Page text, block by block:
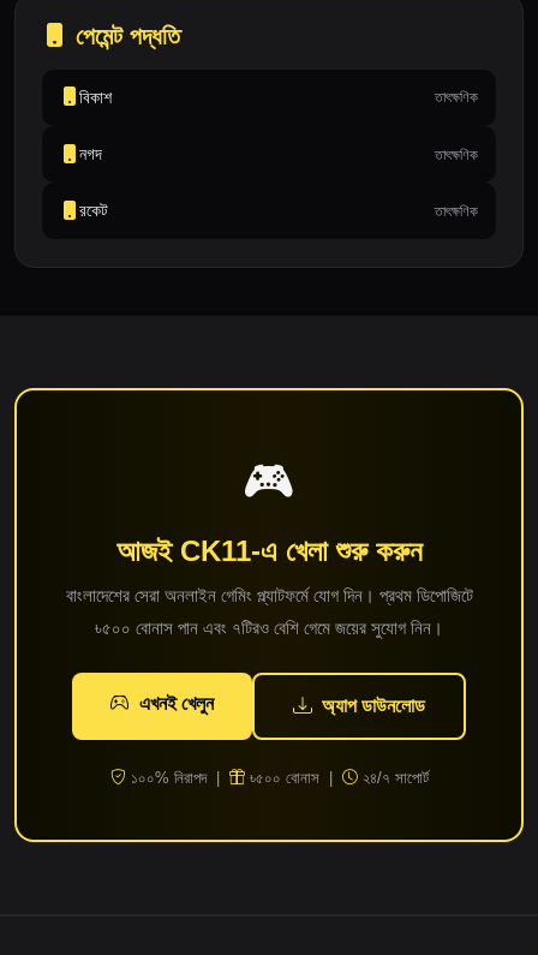
পেমেন্ট পদ্ধতি
বিকাশ তাৎক্ষণিক
নগদ তাৎক্ষণিক
রকেট তাৎক্ষণিক
🎮
আজই CK11-এ খেলা শুরু করুন
বাংলাদেশের সেরা অনলাইন গেমিং প্ল্যাটফর্মে যোগ দিন। প্রথম ডিপোজিটে
৳৫০০ বোনাস পান এবং ৭টিরও বেশি গেমে জয়ের সুযোগ নিন।
এখনই খেলুন অ্যাপ ডাউনলোড
১০০% নিরাপদ | ৳৫০০ বোনাস | ২৪/৭ সাপোর্ট